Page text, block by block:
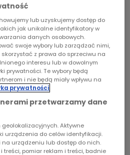
negocjacji
do unijnych negocjacji
lub uzyskujemy dostęp do
jak unikalne identyfikatory w
danych osobowych.
swoje wybory lub zarządzać nimi,
z prawa do sprzeciwu na
interesu lub w dowolnym
prywatności. Te wybory będą
i nie będą miały wpływu na
prywatności
przetwarzamy dane
Aktywne
urządzenia do celów identyfikacji.
na urządzeniu lub dostęp do nich.
treści, pomiar reklam i treści, badnie